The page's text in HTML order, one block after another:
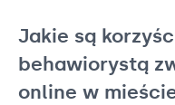
Jakie są
behawiorystą
online w